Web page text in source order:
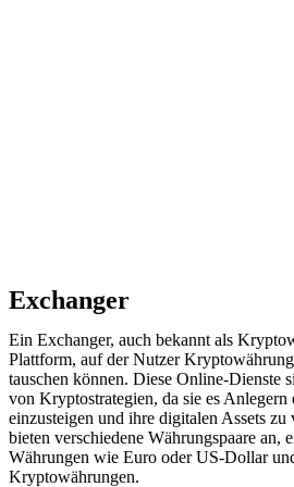
Exchanger
Ein Exchanger, auch bekannt als
Plattform, auf der Nutzer
tauschen können. Diese Online-Dienste
von Kryptostrategien, da sie es
einzusteigen und ihre digitalen Assets
bieten verschiedene Währungspaare an,
Währungen wie Euro oder US-Dollar
Kryptowährungen.